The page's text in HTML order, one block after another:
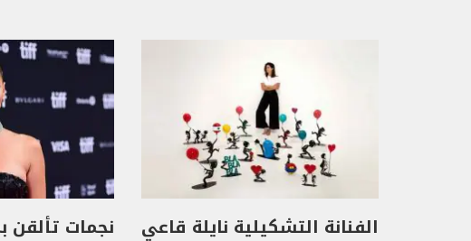
الفنانة التشكيلية نايلة قاعي نجمات تألقن